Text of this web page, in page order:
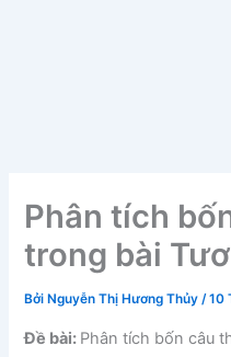
Phân tích
trong bài
Bởi Nguyễn Thị Hương Thủy/10
Đề bài: Phân tích bốn câu